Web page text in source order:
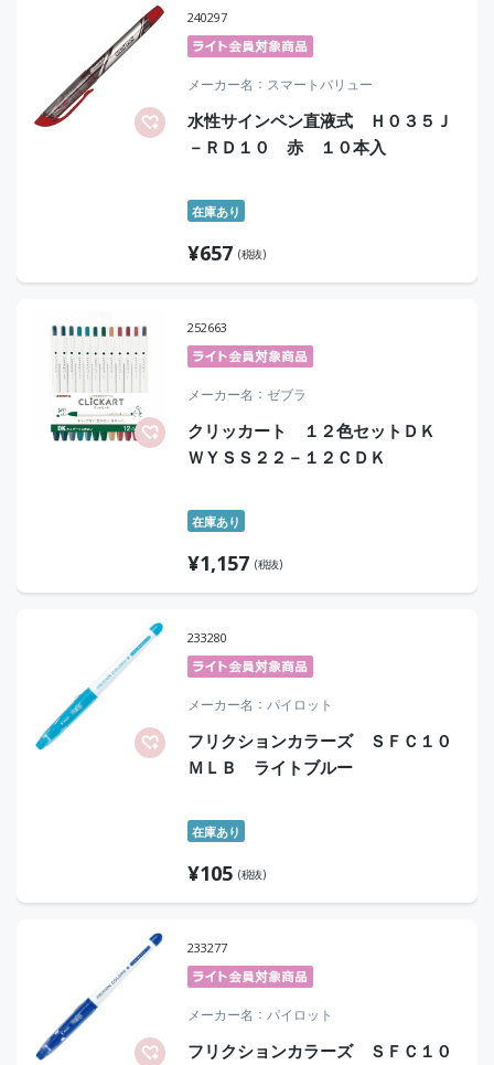
240297
メーカー名 スマートバリュー
水性サインペン直液式 Ｈ０３５Ｊ
－ＲＤ１０ 赤 １０本入
在庫あり
¥657 (税抜)
252663
メーカー名 ゼブラ
クリッカート １２色セットＤＫ
ＷＹＳＳ２２－１２ＣＤＫ
在庫あり
¥1,157 (税抜)
233280
メーカー名 パイロット
フリクションカラーズ ＳＦＣ１０
ＭＬＢ ライトブルー
在庫あり
¥105 (税抜)
233277
メーカー名 パイロット
フリクションカラーズ ＳＦＣ１０